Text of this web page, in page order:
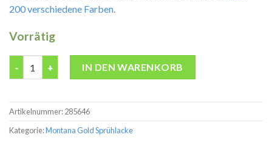
200 verschiedene Farben.
Vorrätig
IN DEN WARENKORB
Artikelnummer:285646
Kategorie:Montana Gold Sprühlacke